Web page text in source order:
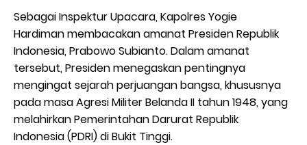
Sebagai Inspektur Upacara, Kapolres Yogie
Hardiman membacakan amanat Presiden Republik
Indonesia, Prabowo Subianto. Dalam amanat
tersebut, Presiden menegaskan pentingnya
mengingat sejarah perjuangan bangsa, khususnya
pada masa Agresi Militer Belanda II tahun 1948, yang
melahirkan Pemerintahan Darurat Republik
Indonesia (PDRI) di Bukit Tinggi.